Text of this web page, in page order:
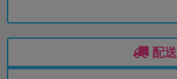
配送